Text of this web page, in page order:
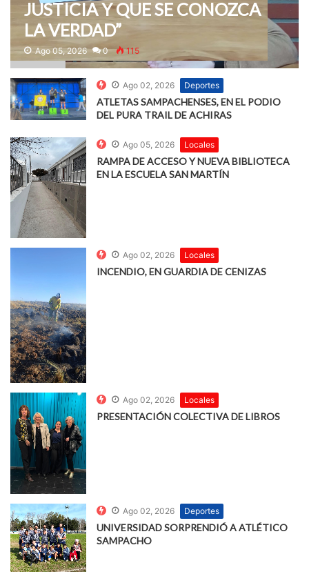
JUSTICIA Y QUE SE CONOZCA
LA VERDAD”
Ago 05, 2026 0 115
Ago 02, 2026 Deportes
ATLETAS SAMPACHENSES, EN EL PODIO
DEL PURA TRAIL DE ACHIRAS
Ago 05, 2026 Locales
RAMPA DE ACCESO Y NUEVA BIBLIOTECA
EN LA ESCUELA SAN MARTÍN
Ago 02, 2026 Locales
INCENDIO, EN GUARDIA DE CENIZAS
Ago 02, 2026 Locales
PRESENTACIÓN COLECTIVA DE LIBROS
Ago 02, 2026 Deportes
UNIVERSIDAD SORPRENDIÓ A ATLÉTICO
SAMPACHO